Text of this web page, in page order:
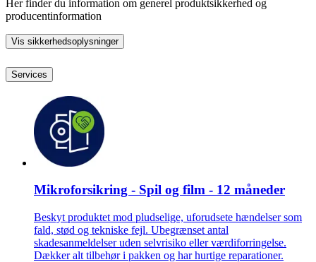
Her finder du information om generel produktsikkerhed og
producentinformation
Vis sikkerhedsoplysninger
Services
Mikroforsikring - Spil og film - 12 måneder
Beskyt produktet mod pludselige, uforudsete hændelser som
fald, stød og tekniske fejl. Ubegrænset antal
skadesanmeldelser uden selvrisiko eller værdiforringelse.
Dækker alt tilbehør i pakken og har hurtige reparationer.